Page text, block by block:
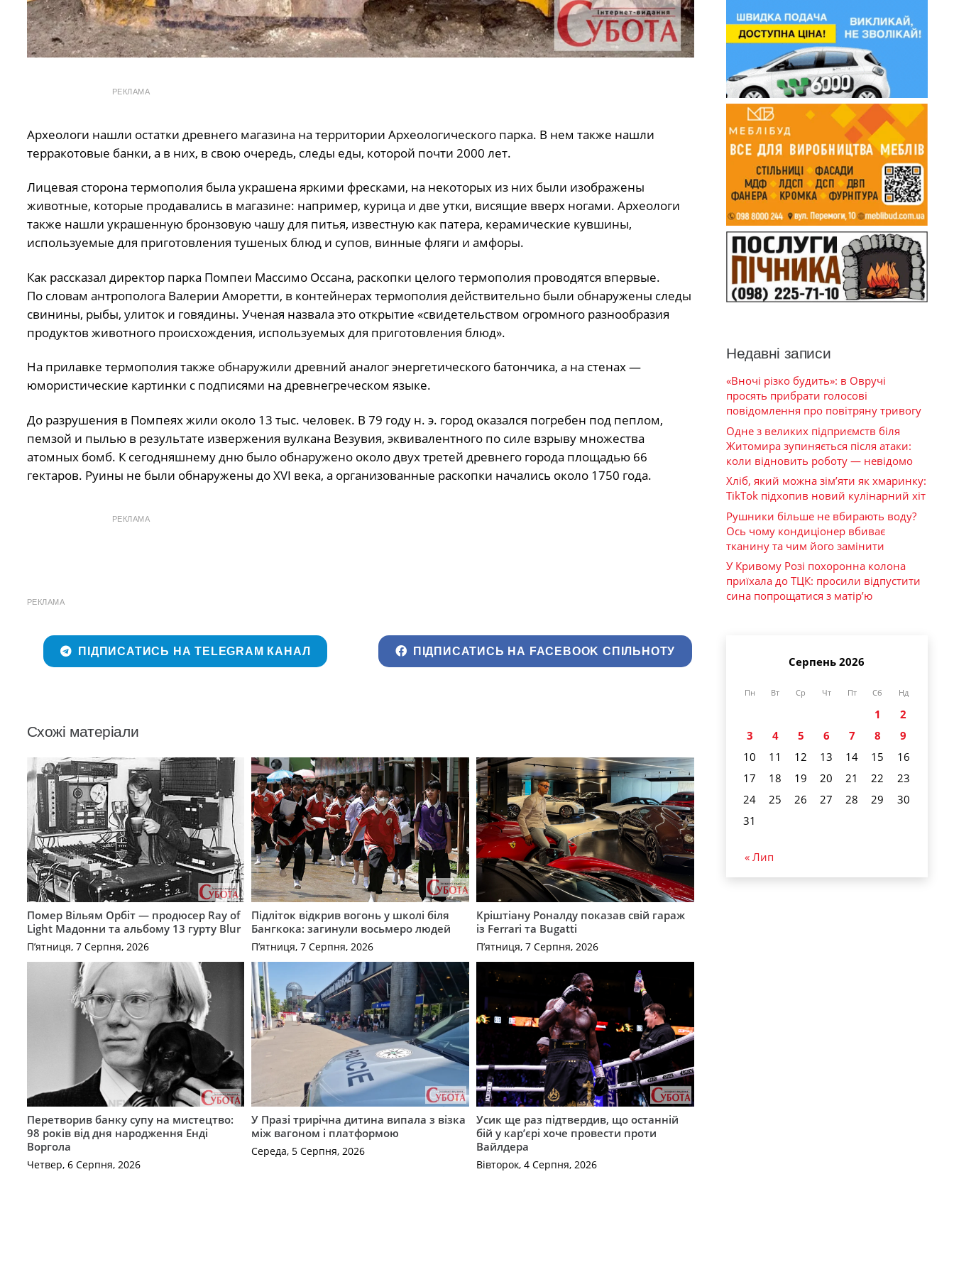
РЕКЛАМА
Археологи нашли остатки древнего магазина на территории Археологического парка. В нем также нашли
терракотовые банки, а в них, в свою очередь, следы еды, которой почти 2000 лет.
Лицевая сторона термополия была украшена яркими фресками, на некоторых из них были изображены
животные, которые продавались в магазине: например, курица и две утки, висящие вверх ногами. Археологи
также нашли украшенную бронзовую чашу для питья, известную как патера, керамические кувшины,
используемые для приготовления тушеных блюд и супов, винные фляги и амфоры.
Как рассказал директор парка Помпеи Массимо Оссана, раскопки целого термополия проводятся впервые.
По словам антрополога Валерии Аморетти, в контейнерах термополия действительно были обнаружены следы
свинины, рыбы, улиток и говядины. Ученая назвала это открытие «свидетельством огромного разнообразия
продуктов животного происхождения, используемых для приготовления блюд».
На прилавке термополия также обнаружили древний аналог энергетического батончика, а на стенах —
юмористические картинки с подписями на древнегреческом языке.
До разрушения в Помпеях жили около 13 тыс. человек. В 79 году н. э. город оказался погребен под пеплом,
пемзой и пылью в результате извержения вулкана Везувия, эквивалентного по силе взрыву множества
атомных бомб. К сегодняшнему дню было обнаружено около двух третей древнего города площадью 66
гектаров. Руины не были обнаружены до XVI века, а организованные раскопки начались около 1750 года.
РЕКЛАМА
РЕКЛАМА
ПІДПИСАТИСЬ НА TELEGRAM КАНАЛ ПІДПИСАТИСЬ НА FACEBOOK СПІЛЬНОТУ
Схожі матеріали
Помер Вільям Орбіт — продюсер Ray of
Light Мадонни та альбому 13 гурту Blur
П’ятниця, 7 Серпня, 2026
Підліток відкрив вогонь у школі біля
Бангкока: загинули восьмеро людей
П’ятниця, 7 Серпня, 2026
Кріштіану Роналду показав свій гараж
із Ferrari та Bugatti
П’ятниця, 7 Серпня, 2026
Перетворив банку супу на мистецтво:
98 років від дня народження Енді
Воргола
Четвер, 6 Серпня, 2026
У Празі трирічна дитина випала з візка
між вагоном і платформою
Середа, 5 Серпня, 2026
Усик ще раз підтвердив, що останній
бій у кар’єрі хоче провести проти
Вайлдера
Вівторок, 4 Серпня, 2026
Недавні записи
«Вночі різко будить»: в Овручі
просять прибрати голосові
повідомлення про повітряну тривогу
Одне з великих підприємств біля
Житомира зупиняється після атаки:
коли відновить роботу — невідомо
Хліб, який можна зім’яти як хмаринку:
TikTok підхопив новий кулінарний хіт
Рушники більше не вбирають воду?
Ось чому кондиціонер вбиває
тканину та чим його замінити
У Кривому Розі похоронна колона
приїхала до ТЦК: просили відпустити
сина попрощатися з матір’ю
Серпень 2026
Пн Вт Ср Чт Пт Сб Нд
1
2
3
4 5 6 7 8
9
10
11 12 13 14 15
16
17
18 19 20 21 22
23
24
25 26 27 28 29
30
31
« Лип